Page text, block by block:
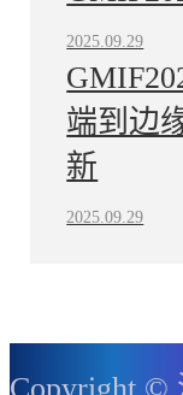
2025.09.29
端到边
新
2025.09.29